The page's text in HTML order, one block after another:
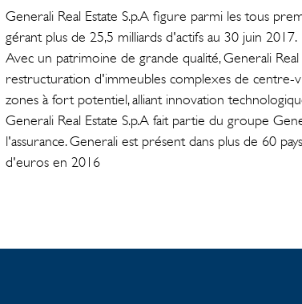
Generali Real Estate S.p.A figure parmi les tous
gérant plus de 25,5 milliards d'actifs au 30 juin 2017.
Avec un patrimoine de grande qualité, Generali
restructuration d'immeubles complexes de centre-
zones à fort potentiel, alliant innovation
Generali Real Estate S.p.A fait partie du groupe
l'assurance. Generali est présent dans plus de 60
d'euros en 2016